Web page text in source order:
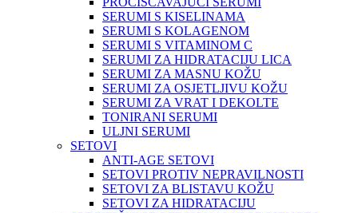
SERUMI S KISELINAMA
SERUMI S KOLAGENOM
SERUMI S VITAMINOM C
SERUMI ZA HIDRATACIJU LICA
SERUMI ZA MASNU KOŽU
SERUMI ZA OSJETLJIVU KOŽU
SERUMI ZA VRAT I DEKOLTE
TONIRANI SERUMI
ULJNI SERUMI
SETOVI
ANTI-AGE SETOVI
SETOVI PROTIV NEPRAVILNOSTI
SETOVI ZA BLISTAVU KOŽU
SETOVI ZA HIDRATACIJU